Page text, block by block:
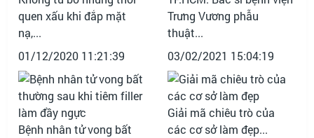
quen xấu khi đắp mặt
nạ,...
01/12/2020 11:21:39
Trưng Vương phẫu
thuật...
03/02/2021 15:04:19
Bệnh nhân tử vong bất
Giải mã chiêu trò của
các cơ sở làm đẹp...